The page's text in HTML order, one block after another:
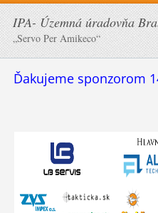
IPA- Územná úradovňa
„Servo Per Amikeco“
Ďakujeme sponzorom